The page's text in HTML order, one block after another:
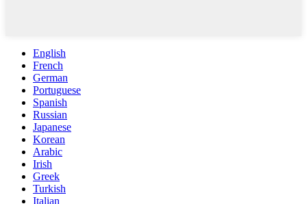
English
French
German
Portuguese
Spanish
Russian
Japanese
Korean
Arabic
Irish
Greek
Turkish
Italian